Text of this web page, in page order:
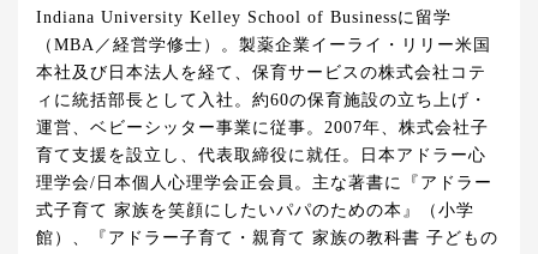
Indiana University Kelley School of Businessに留学
（MBA／経営学修士）。製薬企業イーライ・リリー米国
本社及び日本法人を経て、保育サービスの株式会社コテ
ィに統括部長として入社。約60の保育施設の立ち上げ・
運営、ベビーシッター事業に従事。2007年、株式会社子
育て支援を設立し、代表取締役に就任。日本アドラー心
理学会/日本個人心理学会正会員。主な著書に『アドラー
式子育て 家族を笑顔にしたいパパのための本』（小学
館）、『アドラー子育て・親育て 家族の教科書 子どもの